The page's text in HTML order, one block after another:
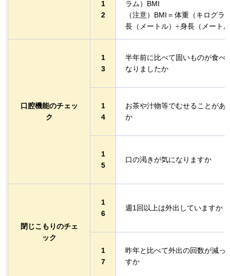
1
2
ラム）BMI
（注意）BMI＝ 体重（キログラ
長（メートル）÷身長（メート
口腔機能のチェッ
ク
1
3
半年前に比べて固いものが食べ
なりましたか
1
4
お茶や汁物等でむせることがあ
か
1
5
口の渇きが気になりますか
閉じこもりのチェ
ック
1
6
週1回以上は外出していますか
1
7
昨年と比べて外出の回数が減っ
すか